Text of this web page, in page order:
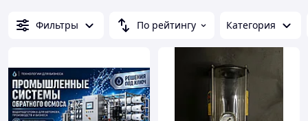
Фильтры По рейтингу Категория